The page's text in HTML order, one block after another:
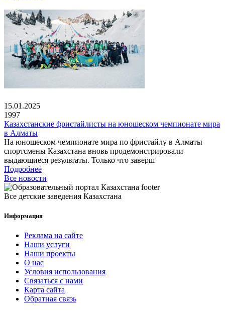
15.01.2025
1997
Казахстанские фристайлисты на юношеском чемпионате мира
в Алматы
На юношеском чемпионате мира по фристайлу в Алматы
спортсмены Казахстана вновь продемонстрировали
выдающиеся результаты. Только что заверш
Подробнее
Все новости
Все детские заведения Казахстана
Информация
Реклама на сайте
Наши услуги
Наши проекты
О нас
Условия использования
Связаться с нами
Карта сайта
Обратная связь